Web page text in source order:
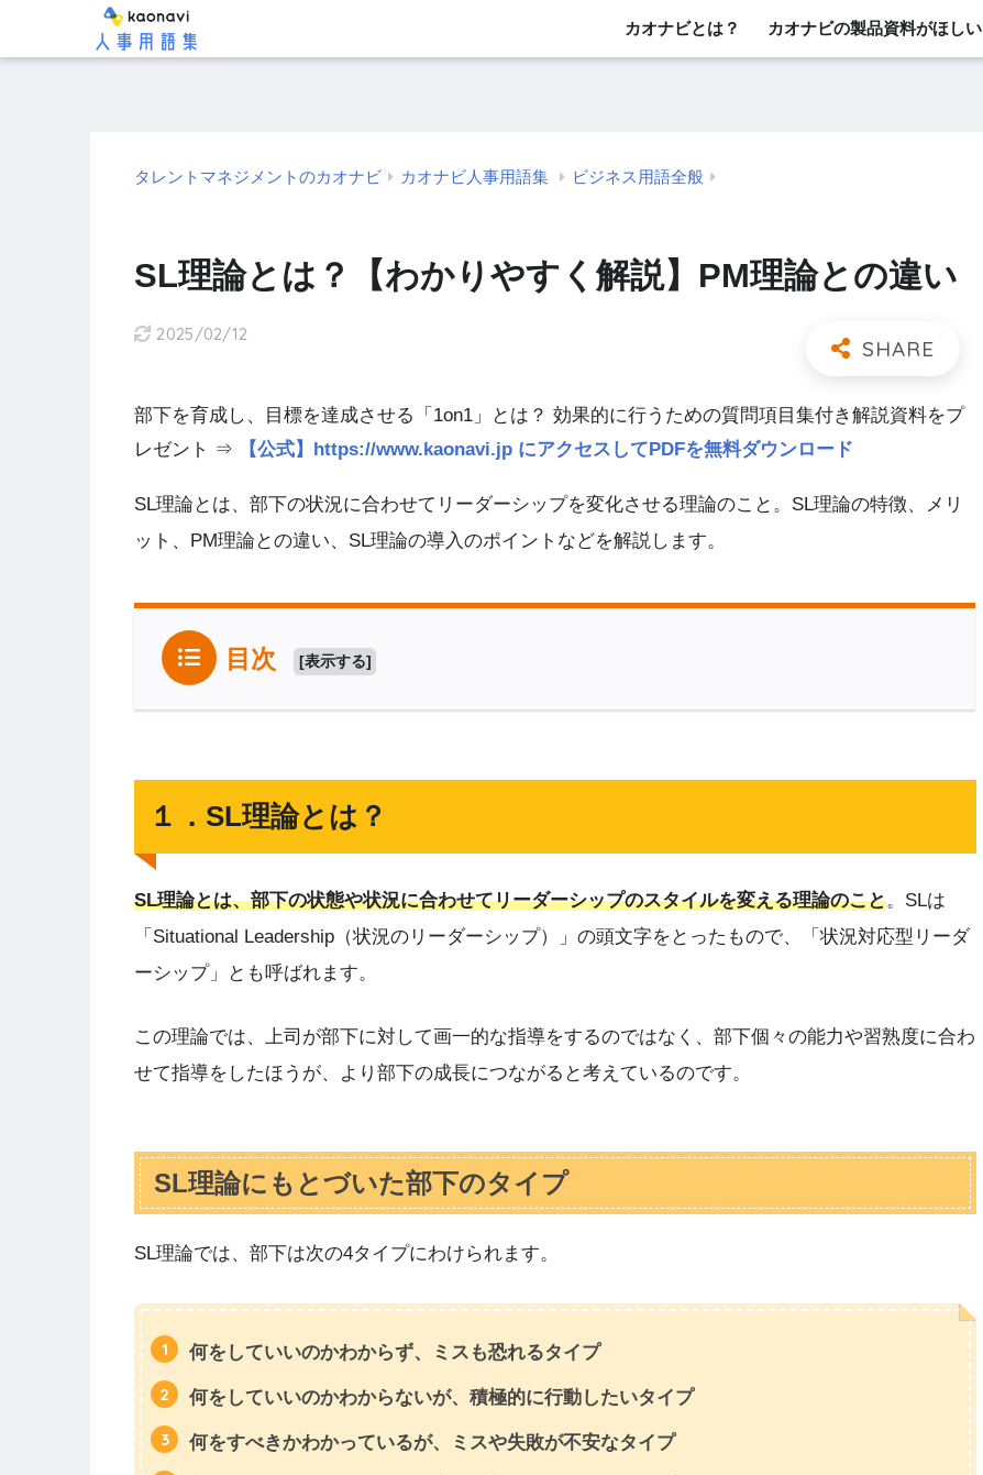
カオナビとは？ カオナビの製品資料がほしい
タレントマネジメントのカオナビ カオナビ人事用語集 ビジネス用語全般
SL理論とは？【わかりやすく解説】PM理論との違い
2025/02/12
部下を育成し、目標を達成させる「1on1」とは？ 効果的に行うための質問項目集付き解説資料をプ
レゼント ⇒
【公式】https://www.kaonavi.jp にアクセスしてPDFを無料ダウンロード
SL理論とは、部下の状況に合わせてリーダーシップを変化させる理論のこと。SL理論の特徴、メリ
ット、PM理論との違い、SL理論の導入のポイントなどを解説します。
目次 [表示する]
１．SL理論とは？
SL理論とは、部下の状態や状況に合わせてリーダーシップのスタイルを変える理論のこと。SLは
「Situational Leadership（状況のリーダーシップ）」の頭文字をとったもので、「状況対応型リーダ
ーシップ」とも呼ばれます。
この理論では、上司が部下に対して画一的な指導をするのではなく、部下個々の能力や習熟度に合わ
せて指導をしたほうが、より部下の成長につながると考えているのです。
SL理論にもとづいた部下のタイプ
SL理論では、部下は次の4タイプにわけられます。
何をしていいのかわからず、ミスも恐れるタイプ
何をしていいのかわからないが、積極的に行動したいタイプ
何をすべきかわかっているが、ミスや失敗が不安なタイプ